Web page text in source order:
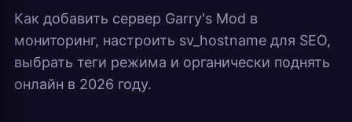
Как добавить сервер Garry's Mod в
мониторинг, настроить sv_hostname для SEO,
выбрать теги режима и органически поднять
онлайн в 2026 году.